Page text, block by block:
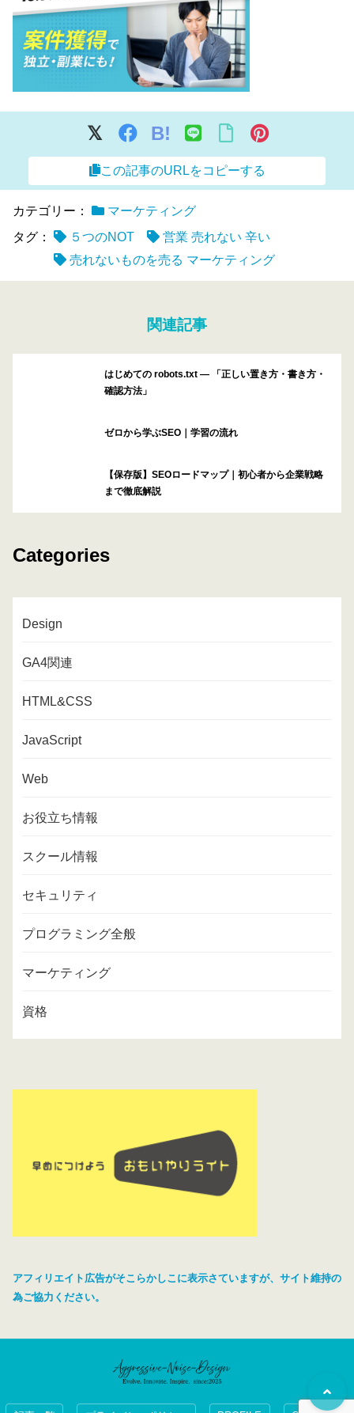
B!
この記事のURLをコピーする
カテゴリー：
マーケティング
タグ：
５つのNOT
営業 売れない 辛い
売れないものを売る マーケティング
関連記事
はじめての robots.txt ― 「正しい置き方・書き方・
確認方法」
ゼロから学ぶSEO｜学習の流れ
【保存版】SEOロードマップ｜初心者から企業戦略
まで徹底解説
Categories
Design
GA4関連
HTML&CSS
JavaScript
Web
お役立ち情報
スクール情報
セキュリティ
プログラミング全般
マーケティング
資格
アフィリエイト広告がそこらかしこに表示さていますが、サイト維持の
為ご協力ください。